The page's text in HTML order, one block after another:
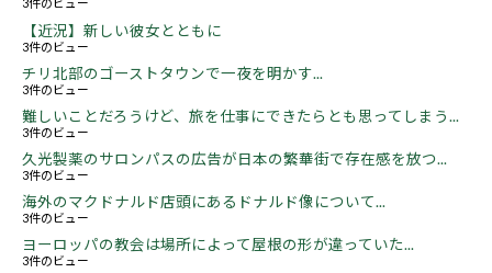
3件のビュー
【近況】新しい彼女とともに
3件のビュー
チリ北部のゴーストタウンで一夜を明かす...
3件のビュー
難しいことだろうけど、旅を仕事にできたらとも思ってしまう...
3件のビュー
久光製薬のサロンパスの広告が日本の繁華街で存在感を放つ...
3件のビュー
海外のマクドナルド店頭にあるドナルド像について...
3件のビュー
ヨーロッパの教会は場所によって屋根の形が違っていた...
3件のビュー